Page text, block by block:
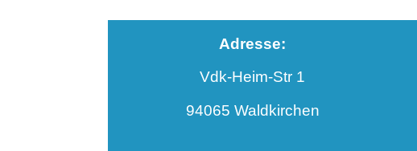
Adresse:
Vdk-Heim-Str 1
94065 Waldkirchen